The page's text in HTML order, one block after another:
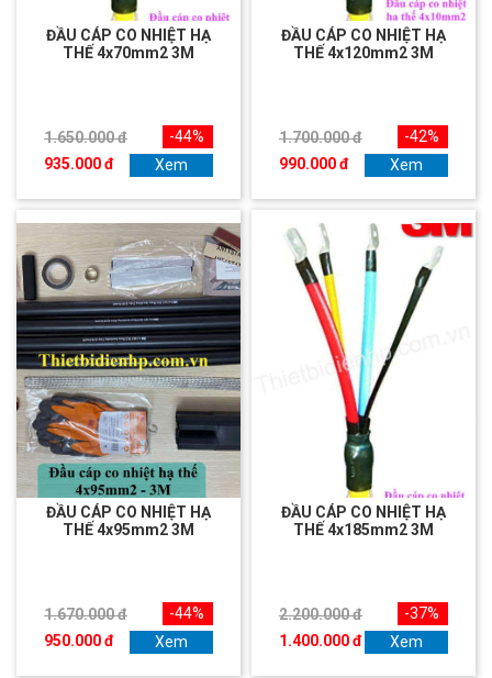
ĐẦU CÁP CO NHIỆT HẠ
THẾ 4x70mm2 3M
1.650.000 đ
935.000 đ
-44%
Xem
ĐẦU CÁP CO NHIỆT HẠ
THẾ 4x120mm2 3M
1.700.000 đ
990.000 đ
-42%
Xem
ĐẦU CÁP CO NHIỆT HẠ
THẾ 4x95mm2 3M
1.670.000 đ
950.000 đ
-44%
Xem
ĐẦU CÁP CO NHIỆT HẠ
THẾ 4x185mm2 3M
2.200.000 đ
1.400.000 đ
-37%
Xem